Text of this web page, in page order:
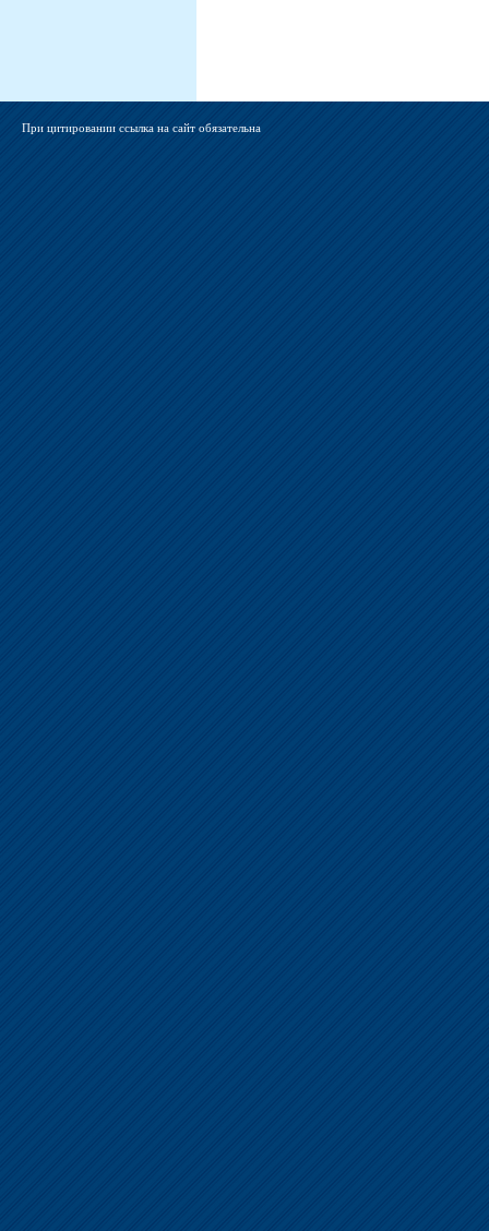
При цитировании ссылка на сайт обязательна